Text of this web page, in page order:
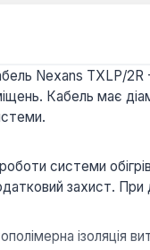
Nexans TXLP/
Кабель має
роботи системи
захист. При
ізоляція